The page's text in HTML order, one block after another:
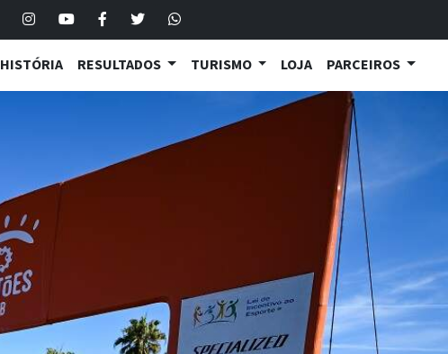
HISTÓRIA RESULTADOS TURISMO LOJA PARCEIROS